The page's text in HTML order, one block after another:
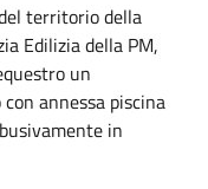
territorio della
Edilizia della PM,
un
annessa piscina
in